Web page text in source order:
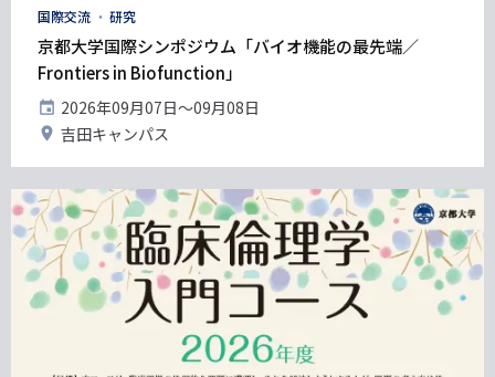
タ
グ
国際交流 研究
京都大学国際シンポジウム「バイオ機能の最先端／
Frontiers in Biofunction」
開
催
日
2026年09月07日〜09月08日
開
地
吉田キャンパス